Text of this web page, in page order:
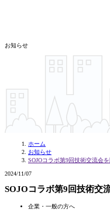
お知らせ
ホーム
お知らせ
SOJOコラボ第9回技術交流会を
2024/11/07
SOJOコラボ第9回技術交
企業・一般の方へ